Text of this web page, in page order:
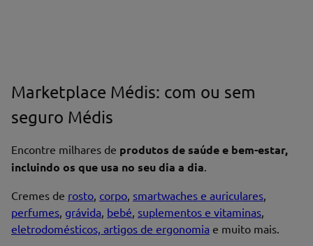
Marketplace Médis: com ou sem
seguro Médis
Encontre milhares de produtos de saúde e bem-estar,
incluindo os que usa no seu dia a dia.
Cremes de rosto, corpo, smartwaches e auriculares,
perfumes, grávida, bebé, suplementos e vitaminas,
eletrodomésticos, artigos de ergonomia e muito mais.